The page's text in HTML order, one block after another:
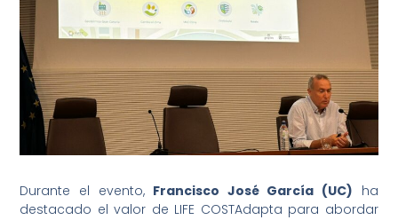
Durante el evento, Francisco José García (UC) ha
destacado el valor de LIFE COSTAdapta para abordar